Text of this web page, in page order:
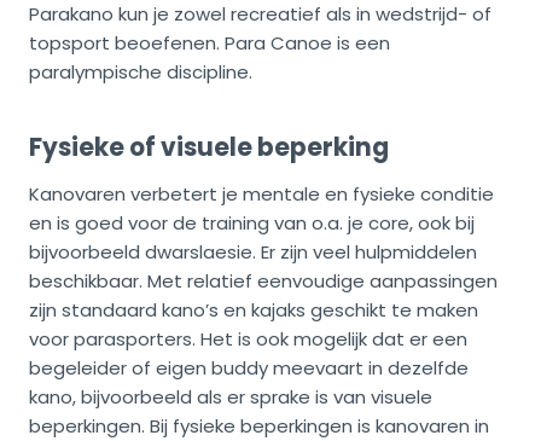
Parakano kun je zowel recreatief als in wedstrijd- of
topsport beoefenen. Para Canoe is een
paralympische discipline.
Fysieke of visuele beperking
Kanovaren verbetert je mentale en fysieke conditie
en is goed voor de training van o.a. je core, ook bij
bijvoorbeeld dwarslaesie. Er zijn veel hulpmiddelen
beschikbaar. Met relatief eenvoudige aanpassingen
zijn standaard kano’s en kajaks geschikt te maken
voor parasporters. Het is ook mogelijk dat er een
begeleider of eigen buddy meevaart in dezelfde
kano, bijvoorbeeld als er sprake is van visuele
beperkingen. Bij fysieke beperkingen is kanovaren in